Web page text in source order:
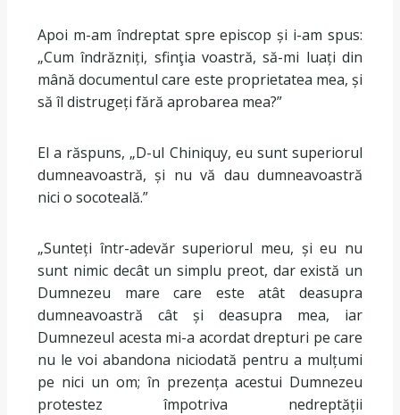
Apoi m-am îndreptat spre episcop și i-am spus:
„Cum îndrăzniți, sfinţia voastră, să-mi luați din
mână documentul care este proprietatea mea, și
să îl distrugeți fără aprobarea mea?”
El a răspuns, „D-ul Chiniquy, eu sunt superiorul
dumneavoastră, și nu vă dau dumneavoastră
nici o socoteală.”
„Sunteți într-adevăr superiorul meu, și eu nu
sunt nimic decât un simplu preot, dar există un
Dumnezeu mare care este atât deasupra
dumneavoastră cât și deasupra mea, iar
Dumnezeul acesta mi-a acordat drepturi pe care
nu le voi abandona niciodată pentru a mulțumi
pe nici un om; în prezența acestui Dumnezeu
protestez împotriva nedreptății